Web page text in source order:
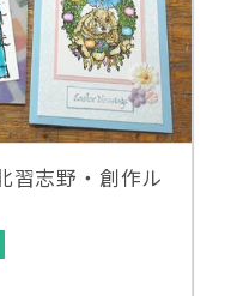
志野・創作ル